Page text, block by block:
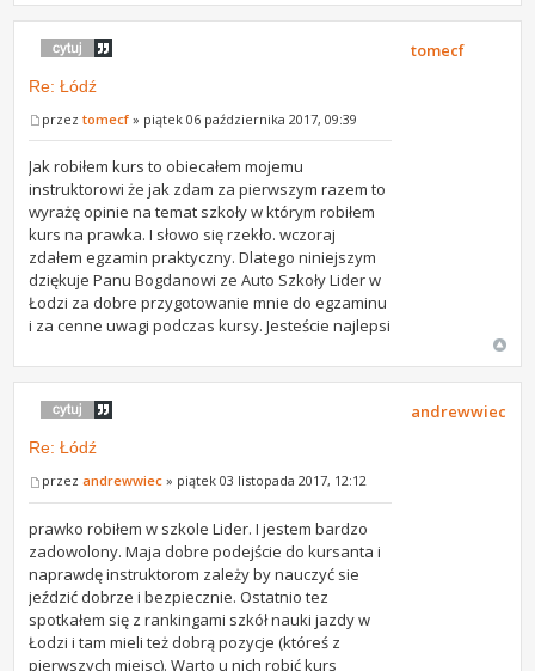
Re: Łódź
przeztomecf » piątek 06 października 2017, 09:39
Jak robiłem kurs to obiecałem mojemu
instruktorowi że jak zdam za pierwszym razem to
wyrażę opinie na temat szkoły w którym robiłem
kurs na prawka. I słowo się rzekło. wczoraj
zdałem egzamin praktyczny. Dlatego niniejszym
dziękuje Panu Bogdanowi ze Auto Szkoły Lider w
Łodzi za dobre przygotowanie mnie do egzaminu
i za cenne uwagi podczas kursy. Jesteście najlepsi
tomecf
Re: Łódź
przezandrewwiec » piątek 03 listopada 2017, 12:12
prawko robiłem w szkole Lider. I jestem bardzo
zadowolony. Maja dobre podejście do kursanta i
naprawdę instruktorom zależy by nauczyć sie
jeździć dobrze i bezpiecznie. Ostatnio tez
spotkałem się z rankingami szkół nauki jazdy w
Łodzi i tam mieli też dobrą pozycje (któreś z
pierwszych miejsc). Warto u nich robić kurs
andrewwiec